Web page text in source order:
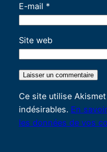
E-mail *
Site web
Ce site utilise
indésirables. En
les données de vos